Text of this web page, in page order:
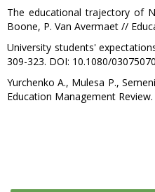
The educational trajectory of
Boone, P. Van Avermaet //
University students'
309-323. DOI: 10.1080/
Yurchenko A., Mulesa P.,
Education Management